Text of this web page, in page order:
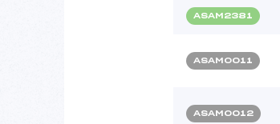
ASAM2381
ASAM0011
ASAM0012